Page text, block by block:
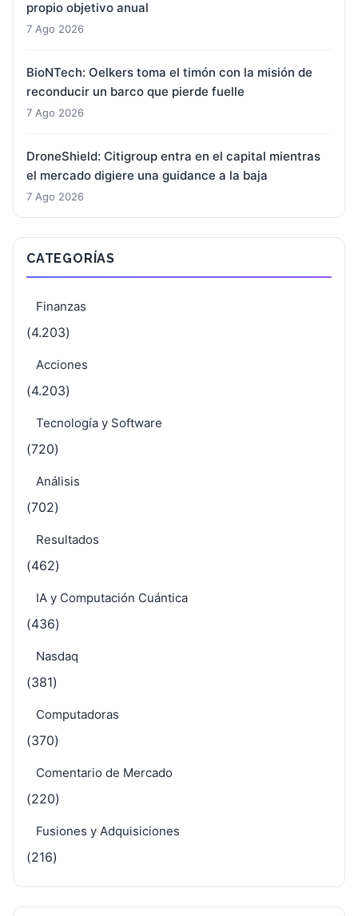
propio objetivo anual
7 Ago 2026
BioNTech: Oelkers toma el timón con la misión de
reconducir un barco que pierde fuelle
7 Ago 2026
DroneShield: Citigroup entra en el capital mientras
el mercado digiere una guidance a la baja
7 Ago 2026
CATEGORÍAS
Finanzas
(4.203)
Acciones
(4.203)
Tecnología y Software
(720)
Análisis
(702)
Resultados
(462)
IA y Computación Cuántica
(436)
Nasdaq
(381)
Computadoras
(370)
Comentario de Mercado
(220)
Fusiones y Adquisiciones
(216)